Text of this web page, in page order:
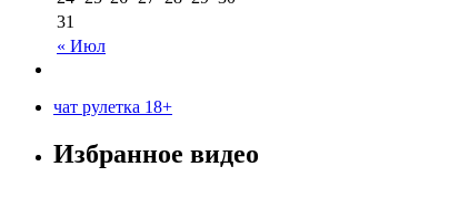
« Июл
31
чат рулетка 18+
Избранное видео